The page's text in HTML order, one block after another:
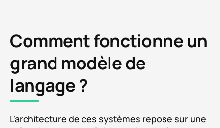
Comment fonctionne un
grand modèle de
langage ?
L'architecture de ces systèmes repose sur une